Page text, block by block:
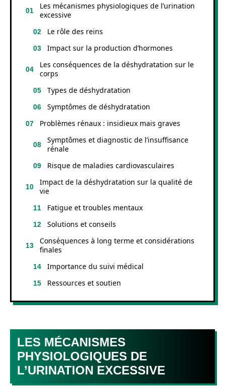
Les mécanismes physiologiques de l’urination
excessive
Le rôle des reins
Impact sur la production d’hormones
Les conséquences de la déshydratation sur le
corps
Types de déshydratation
Symptômes de déshydratation
Problèmes rénaux : insidieux mais graves
Symptômes et diagnostic de l’insuffisance
rénale
Risque de maladies cardiovasculaires
Impact de la déshydratation sur la qualité de
vie
Fatigue et troubles mentaux
Solutions et conseils
Conséquences à long terme et considérations
finales
Importance du suivi médical
Ressources et soutien
LES MÉCANISMES
PHYSIOLOGIQUES DE
L’URINATION EXCESSIVE